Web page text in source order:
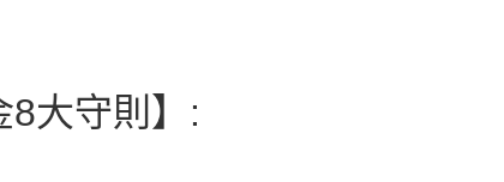
大守則】: